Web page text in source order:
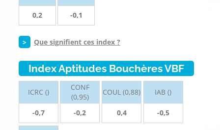
0,2 -0,1
> Que signifient ces index ?
Index Aptitudes Bouchères VBF
ICRC ()
-0,7
CONF
(0,95)
-0,2
COUL (0,88)
0,4
IAB ()
-0,5